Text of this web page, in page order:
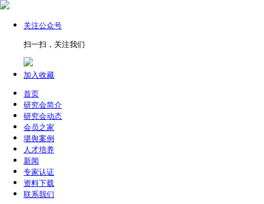
关注公众号
扫一扫，关注我们
加入收藏
首页
研究会简介
研究会动态
会员之家
堪舆案例
人才培养
新闻
专家认证
资料下载
联系我们